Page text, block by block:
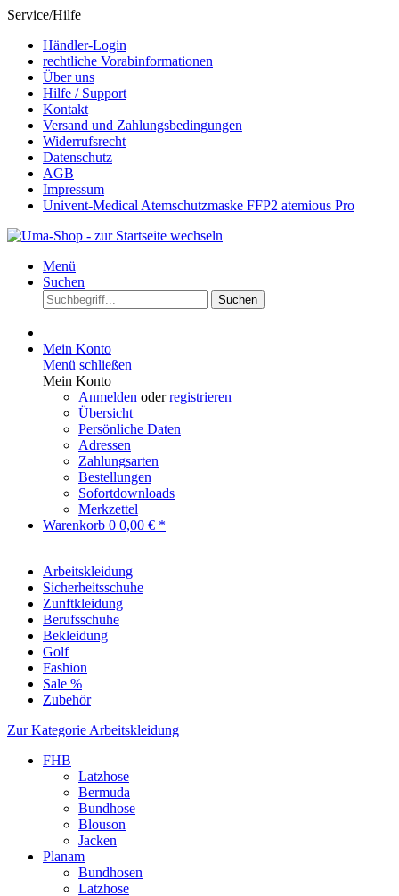
Service/Hilfe
Händler-Login
rechtliche Vorabinformationen
Über uns
Hilfe / Support
Kontakt
Versand und Zahlungsbedingungen
Widerrufsrecht
Datenschutz
AGB
Impressum
Univent-Medical Atemschutzmaske FFP2 atemious Pro
Menü
Suchen
Suchen
Mein Konto
Menü schließen
Mein Konto
Anmelden oderregistrieren
Übersicht
Persönliche Daten
Adressen
Zahlungsarten
Bestellungen
Sofortdownloads
Merkzettel
Warenkorb 0 0,00 € *
Arbeitskleidung
Sicherheitsschuhe
Zunftkleidung
Berufsschuhe
Bekleidung
Golf
Fashion
Sale %
Zubehör
Zur Kategorie Arbeitskleidung
FHB
Latzhose
Bermuda
Bundhose
Blouson
Jacken
Planam
Bundhosen
Latzhose